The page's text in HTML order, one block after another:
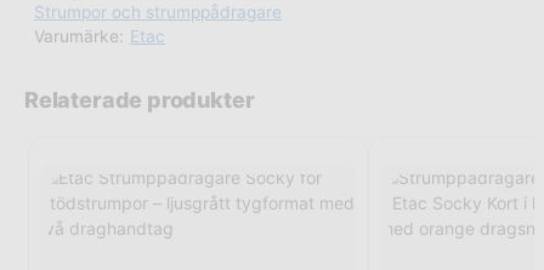
Strumpor och strumppådragare
Varumärke: Etac
Relaterade produkter